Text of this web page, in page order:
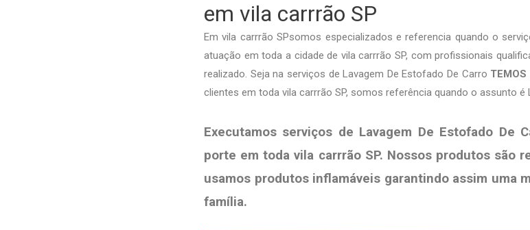
em vila carrrão SP
Em vila carrrão SPsomos especializados e referencia quando o
atuação em toda a cidade de vila carrrão SP, com profissionais
realizado. Seja na serviços de Lavagem De Estofado De Carro
clientes em toda vila carrrão SP, somos referência quando o assunto é
Executamos serviços de Lavagem De Estofado De
porte em toda vila carrrão SP. Nossos produtos são
usamos produtos inflamáveis garantindo assim uma
família.